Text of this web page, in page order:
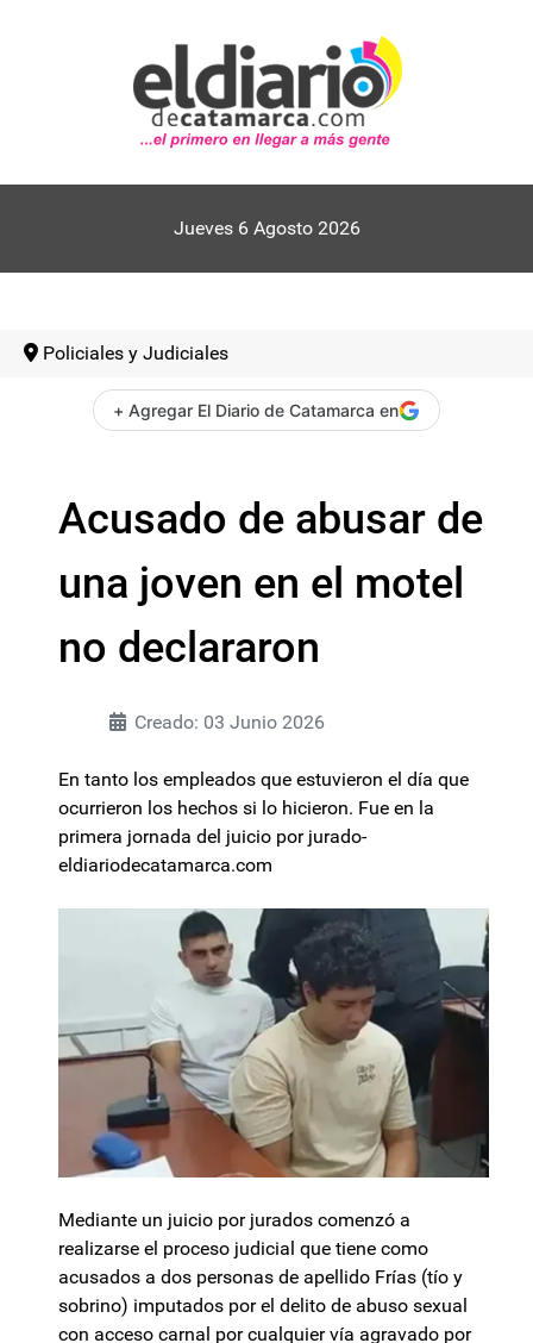
Jueves 6 Agosto 2026
Policiales y Judiciales
+ Agregar El Diario de Catamarca en
Acusado de abusar de
una joven en el motel
no declararon
Creado: 03 Junio 2026
En tanto los empleados que estuvieron el día que
ocurrieron los hechos si lo hicieron. Fue en la
primera jornada del juicio por jurado-
eldiariodecatamarca.com
Mediante un juicio por jurados comenzó a
realizarse el proceso judicial que tiene como
acusados a dos personas de apellido Frías (tío y
sobrino) imputados por el delito de abuso sexual
con acceso carnal por cualquier vía agravado por